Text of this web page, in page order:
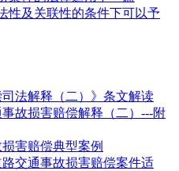
性及关联性的条件下可以予
司法解释（二）》条文解读
故损害赔偿解释（二）---附
害赔偿典型案例
交通事故损害赔偿案件适